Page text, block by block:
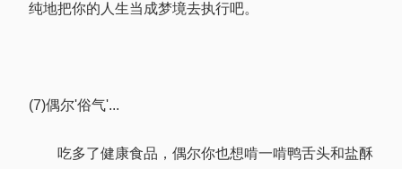
纯地把你的人生当成梦境去执行吧。
(7)偶尔'俗气'...
吃多了健康食品，偶尔你也想啃一啃鸭舌头和盐酥